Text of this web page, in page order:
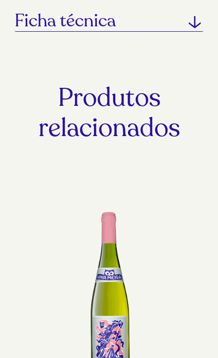
Ficha técnica
Produtos
relacionados